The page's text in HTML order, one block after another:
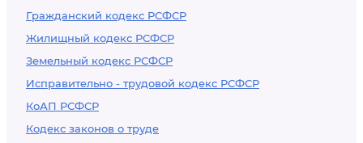
Гражданский кодекс РСФСР
Жилищный кодекс РСФСР
Земельный кодекс РСФСР
Исправительно - трудовой кодекс РСФСР
КоАП РСФСР
Кодекс законов о труде